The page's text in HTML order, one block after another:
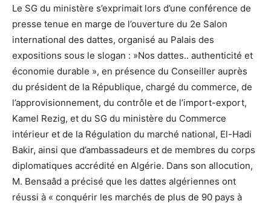
Le SG du ministère s’exprimait lors d’une conférence de
presse tenue en marge de l’ouverture du 2e Salon
international des dattes, organisé au Palais des
expositions sous le slogan : »Nos dattes.. authenticité et
économie durable », en présence du Conseiller auprès
du président de la République, chargé du commerce, de
l’approvisionnement, du contrôle et de l’import-export,
Kamel Rezig, et du SG du ministère du Commerce
intérieur et de la Régulation du marché national, El-Hadi
Bakir, ainsi que d’ambassadeurs et de membres du corps
diplomatiques accrédité en Algérie. Dans son allocution,
M. Bensaâd a précisé que les dattes algériennes ont
réussi à « conquérir les marchés de plus de 90 pays à